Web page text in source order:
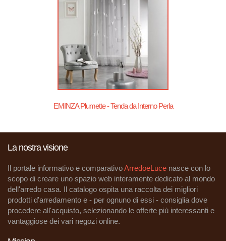
EMINZA Plumette - Tenda da Interno Perla
La nostra visione
Il portale informativo e comparativoArredoeLuce nasce con lo
scopo di creare uno spazio web interamente dedicato al mondo
dell'arredo casa. Il catalogo ospita una raccolta dei migliori
prodotti d'arredamento e - per ognuno di essi - consiglia dove
procedere all'acquisto, selezionando le offerte più interessanti e
vantaggiose dei vari negozi online.